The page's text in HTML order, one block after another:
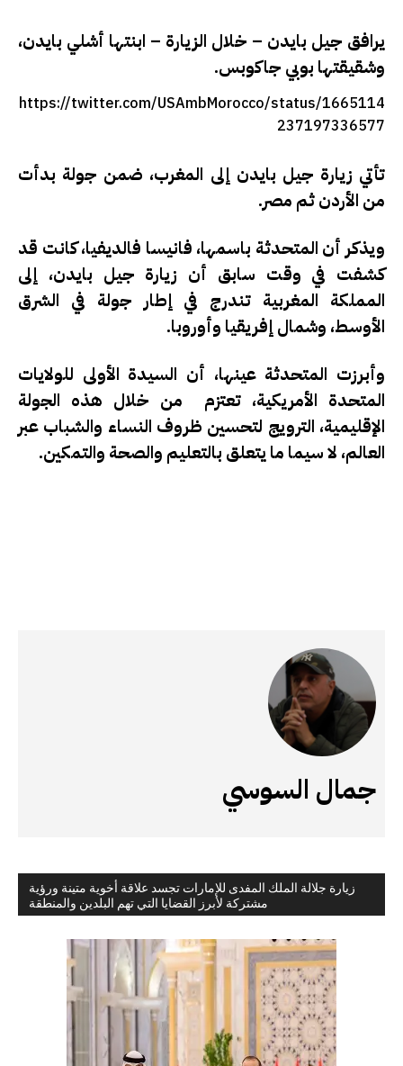
زيارة جلالة الملك المفدى للإمارات تجسد علاقة أخوية متينة ورؤية
مشتركة لأبرز القضايا التي تهم البلدين والمنطقة
يرافق جيل بايدن – خلال الزيارة – ابنتها أشلي بايدن،
وشقيقتها بوبي جاكوبس.
https://twitter.com/USAmbMorocco/status/1665114
237197336577
تأتي زيارة جيل بايدن إلى المغرب، ضمن جولة بدأت
من الأردن ثم مصر.
ويذكر أن المتحدثة باسمها، فانيسا فالديفيا، كانت قد
كشفت في وقت سابق أن زيارة جيل بايدن، إلى
المملكة المغربية تندرج في إطار جولة في الشرق
الأوسط، وشمال إفريقيا وأوروبا.
وأبرزت المتحدثة عينها، أن السيدة الأولى للولايات
المتحدة الأمريكية، تعتزم من خلال هذه الجولة
الإقليمية، الترويج لتحسين ظروف النساء والشباب عبر
العالم، لا سيما ما يتعلق بالتعليم والصحة والتمكين.
جمال السوسي